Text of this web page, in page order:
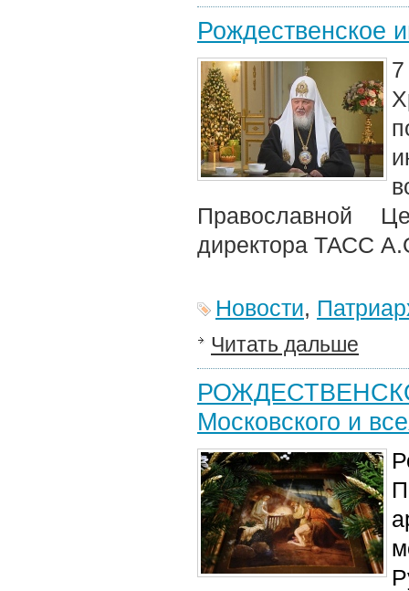
Рождественское
Православной
директора ТАСС
Новости,
Читать дальше
Московского и